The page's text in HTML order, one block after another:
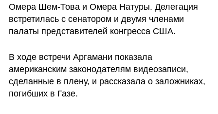
Омера Шем-Това и Омера Натуры. Делегация
встретилась с сенатором и двумя членами
палаты представителей конгресса США.
В ходе встречи Аргамани показала
американским законодателям видеозаписи,
сделанные в плену, и рассказала о заложниках,
погибших в Газе.